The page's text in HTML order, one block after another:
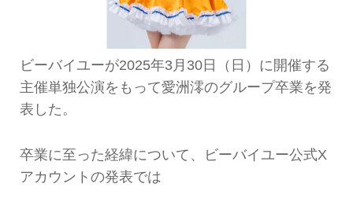
ビーバイユーが2025年3月30日（日）に開催する
主催単独公演をもって愛洲澪のグループ卒業を発
表した。
卒業に至った経緯について、ビーバイユー公式X
アカウントの発表では